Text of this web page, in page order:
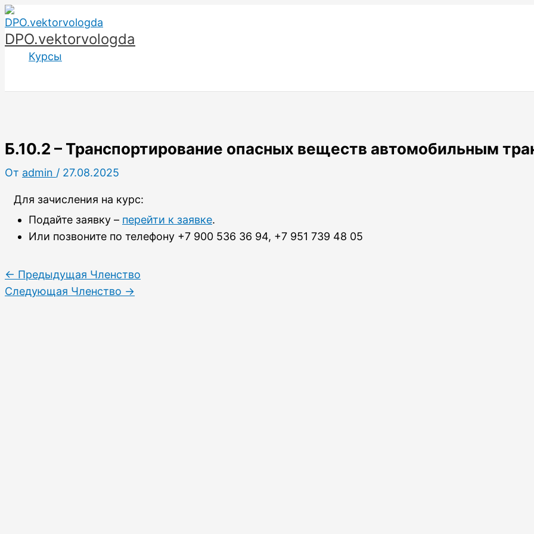
Перейти
к
содержимому
DPO.vektorvologda
Курсы
Б.10.2 – Транспортирование опасных веществ автомобильным
От admin / 27.08.2025
Для зачисления на курс:
Подайте заявку – перейти к заявке.
Или позвоните по телефону +7 900 536 36 94, +7 951 739 48 05
← Предыдущая Членство
Следующая Членство →